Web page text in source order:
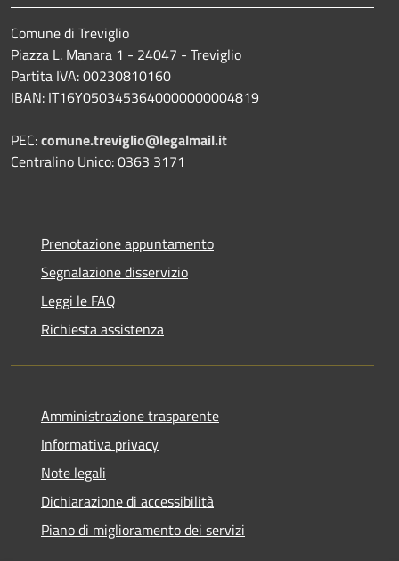
Comune di Treviglio
Piazza L. Manara 1 - 24047 - Treviglio
Partita IVA: 00230810160
IBAN: IT16Y0503453640000000004819
PEC:comune.treviglio@legalmail.it
Centralino Unico: 0363 3171
Prenotazione appuntamento
Segnalazione disservizio
Leggi le FAQ
Richiesta assistenza
Amministrazione trasparente
Informativa privacy
Note legali
Dichiarazione di accessibilità
Piano di miglioramento dei servizi